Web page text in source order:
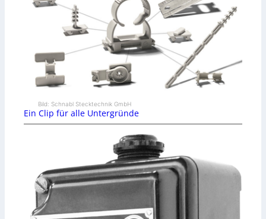
Bild: Schnabl Stecktechnik GmbH
Ein Clip für alle Untergründe